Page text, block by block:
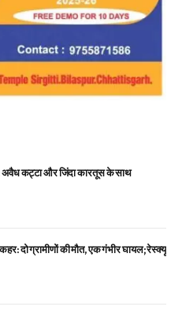
अवैध कट्टा और जिंदा कारतूस के साथ
दो ग्रामीणों की मौत, एक गंभीर घायल; रेस्क्यू